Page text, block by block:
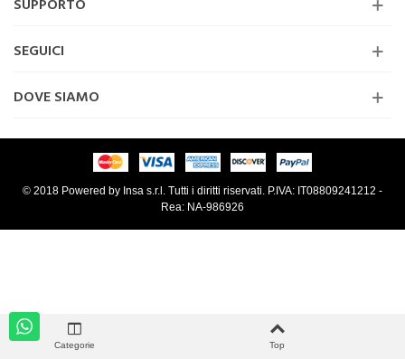
SUPPORTO
SEGUICI
DOVE SIAMO
© 2018 Powered by Insa s.r.l. Tutti i diritti riservati. P.IVA: IT08809241212 -
Rea: NA-986926
Categorie Top